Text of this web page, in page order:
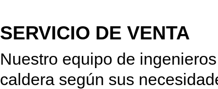
SERVICIO DE VENTA
Nuestro equipo de
caldera según sus